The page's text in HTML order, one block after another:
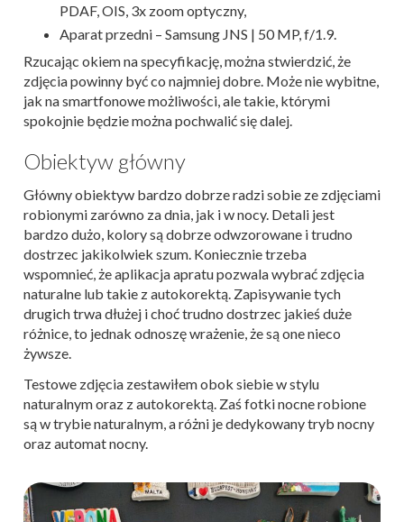
PDAF, OIS, 3x zoom optyczny,
Aparat przedni – Samsung JNS | 50 MP, f/1.9.
Rzucając okiem na specyfikację, można stwierdzić, że
zdjęcia powinny być co najmniej dobre. Może nie wybitne,
jak na smartfonowe możliwości, ale takie, którymi
spokojnie będzie można pochwalić się dalej.
Obiektyw główny
Główny obiektyw bardzo dobrze radzi sobie ze zdjęciami
robionymi zarówno za dnia, jak i w nocy. Detali jest
bardzo dużo, kolory są dobrze odwzorowane i trudno
dostrzec jakikolwiek szum. Koniecznie trzeba
wspomnieć, że aplikacja apratu pozwala wybrać zdjęcia
naturalne lub takie z autokorektą. Zapisywanie tych
drugich trwa dłużej i choć trudno dostrzec jakieś duże
różnice, to jednak odnoszę wrażenie, że są one nieco
żywsze.
Testowe zdjęcia zestawiłem obok siebie w stylu
naturalnym oraz z autokorektą. Zaś fotki nocne robione
są w trybie naturalnym, a różni je dedykowany tryb nocny
oraz automat nocny.